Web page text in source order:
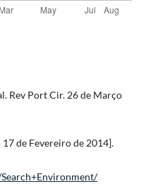
Rev Port Cir. 26 de Março
de Fevereiro de 2014].